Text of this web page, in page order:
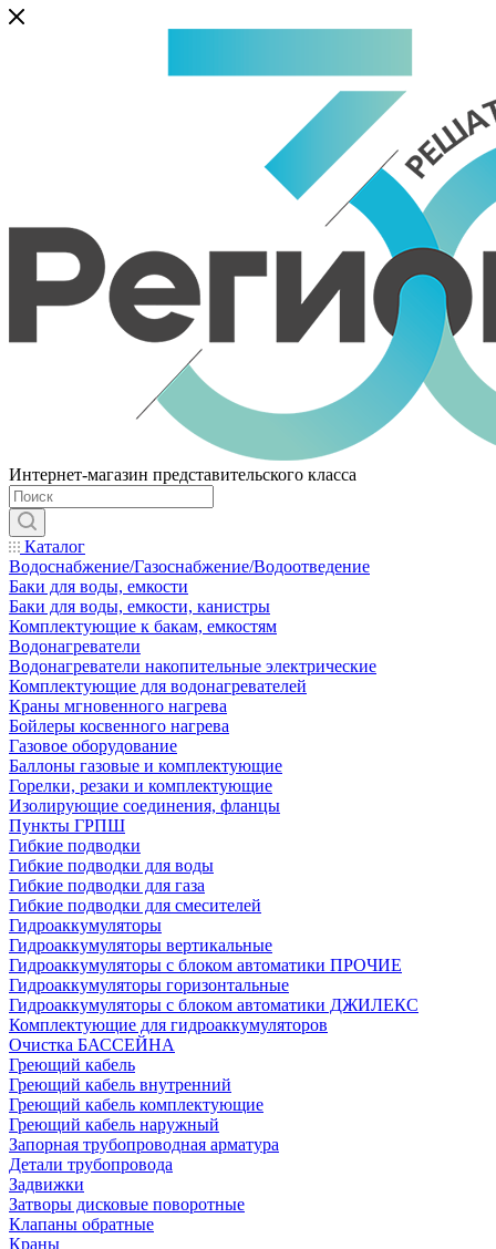
Интернет-магазин представительского класса
Каталог
Водоснабжение/Газоснабжение/Водоотведение
Баки для воды, емкости
Баки для воды, емкости, канистры
Комплектующие к бакам, емкостям
Водонагреватели
Водонагреватели накопительные электрические
Комплектующие для водонагревателей
Краны мгновенного нагрева
Бойлеры косвенного нагрева
Газовое оборудование
Баллоны газовые и комплектующие
Горелки, резаки и комплектующие
Изолирующие соединения, фланцы
Пункты ГРПШ
Гибкие подводки
Гибкие подводки для воды
Гибкие подводки для газа
Гибкие подводки для смесителей
Гидроаккумуляторы
Гидроаккумуляторы вертикальные
Гидроаккумуляторы с блоком автоматики ПРОЧИЕ
Гидроаккумуляторы горизонтальные
Гидроаккумуляторы с блоком автоматики ДЖИЛЕКС
Комплектующие для гидроаккумуляторов
Очистка БАССЕЙНА
Греющий кабель
Греющий кабель внутренний
Греющий кабель комплектующие
Греющий кабель наружный
Запорная трубопроводная арматура
Детали трубопровода
Задвижки
Затворы дисковые поворотные
Клапаны обратные
Краны